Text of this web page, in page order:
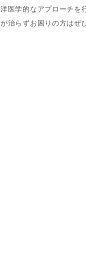
洋医学的なアプローチを
が治らずお困りの方はぜ